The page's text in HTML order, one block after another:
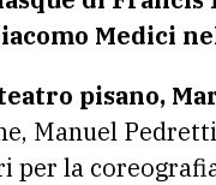
Medici
pisano,
Manuel
per la